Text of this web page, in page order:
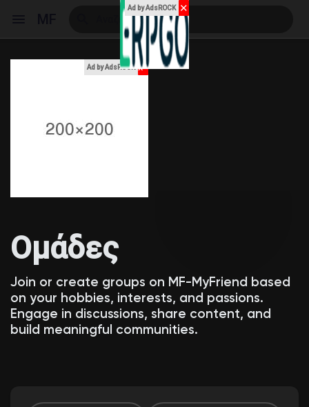
Τα events μου
Ανακάλυψε Blogs
Blogs
Ad by AdsROCK x
Ομάδες
Join or create groups on MF-MyFriend based
on your hobbies, interests, and passions.
Engage in discussions, share content, and
build meaningful communities.
Ad by AdsROCK ✕